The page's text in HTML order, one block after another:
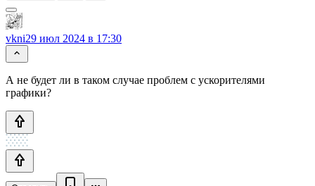
vkni29 июл 2024 в 17:30
А не будет ли в таком случае проблем с ускорителями
графики?